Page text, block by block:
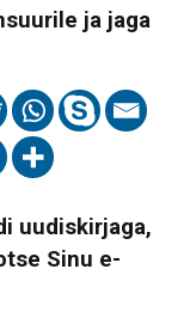
ja jaga
uudiskirjaga,
Sinu e-